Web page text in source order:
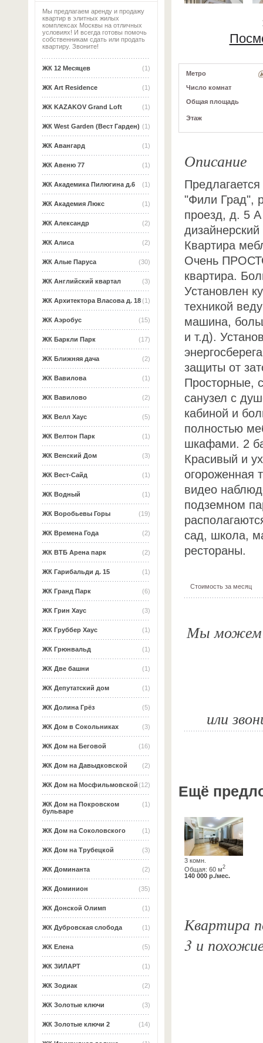
Мы предлагаем аренду и продажу
квартир в элитных жилых
комплексах Москвы на отличных
условиях! И всегда готовы помочь
собственникам сдать или продать
квартиру. Звоните!
(1)
ЖК 12 Месяцев
(1)
ЖК Art Residence
(1)
ЖК KAZAKOV Grand Loft
(1)
ЖК West Garden (Вест Гарден)
(1)
ЖК Авангард
(1)
ЖК Авеню 77
(1)
ЖК Академика Пилюгина д.6
(1)
ЖК Академия Люкс
(2)
ЖК Александр
(2)
ЖК Алиса
(30)
ЖК Алые Паруса
(3)
ЖК Английский квартал
(1)
ЖК Архитектора Власова д. 18
(15)
ЖК Аэробус
(17)
ЖК Баркли Парк
(2)
ЖК Ближняя дача
(1)
ЖК Вавилова
(2)
ЖК Вавилово
(5)
ЖК Велл Хаус
(1)
ЖК Велтон Парк
(3)
ЖК Венский Дом
(1)
ЖК Вест-Сайд
(1)
ЖК Водный
(19)
ЖК Воробьевы Горы
(2)
ЖК Времена Года
(2)
ЖК ВТБ Арена парк
(1)
ЖК Гарибальди д. 15
(6)
ЖК Гранд Парк
(3)
ЖК Грин Хаус
(1)
ЖК Груббер Хаус
(1)
ЖК Грюнвальд
(1)
ЖК Две башни
(1)
ЖК Депутатский дом
(5)
ЖК Долина Грёз
(3)
ЖК Дом в Сокольниках
(16)
ЖК Дом на Беговой
(2)
ЖК Дом на Давыдковской
(12)
ЖК Дом на Мосфильмовской
(1)
ЖК Дом на Покровском
бульваре
(1)
ЖК Дом на Соколовского
(3)
ЖК Дом на Трубецкой
(2)
ЖК Доминанта
(35)
ЖК Доминион
(1)
ЖК Донской Олимп
(1)
ЖК Дубровская слобода
(5)
ЖК Елена
(1)
ЖК ЗИЛАРТ
(2)
ЖК Зодиак
(3)
ЖК Золотые ключи
(14)
ЖК Золотые ключи 2
Метро
Число комнат
Общая площадь
Этаж
Описание
"Фили Град",
проезд, д. 5
Квартира
Очень
квартира.
Установлен
техникой
машина,
и т.д).
защиты от
Просторные,
санузел с
кабиной и
полностью
шкафами. 2
Красивый и
огороженная
видео
подземном
сад, школа,
рестораны.
Стоимость за месяц
Мы можем
или
Ещё
3 комн.
Общая: 60 м2
140 000 р./мес.
Квартира
3 и